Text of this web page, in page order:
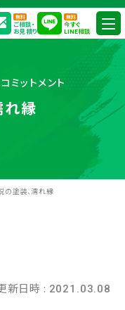
無料
ご相談・
お見積り
無料
今すぐ
LINE相談
ミットメント
れ縁
の塗装、濡れ縁
新日時 : 2021.03.08